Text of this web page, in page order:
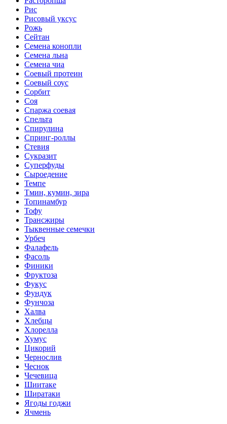
Рис
Рисовый уксус
Рожь
Сейтан
Семена конопли
Семена льна
Семена чиа
Соевый протеин
Соевый соус
Сорбит
Соя
Спаржа соевая
Спельта
Спирулина
Спринг-роллы
Стевия
Сукразит
Суперфуды
Сыроедение
Темпе
Тмин, кумин, зира
Топинамбур
Тофу
Трансжиры
Тыквенные семечки
Урбеч
Фалафель
Фасоль
Финики
Фруктоза
Фукус
Фундук
Фунчоза
Халва
Хлебцы
Хлорелла
Хумус
Цикорий
Чернослив
Чеснок
Чечевица
Шиитаке
Ширатаки
Ягоды годжи
Ячмень